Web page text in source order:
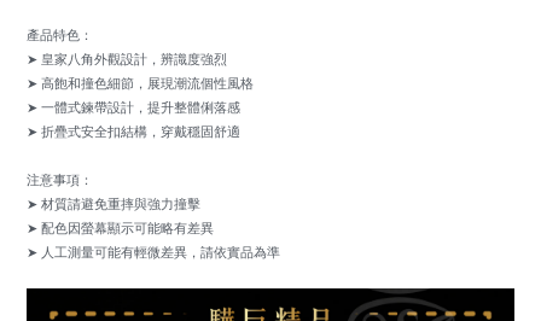
產品特色：
➤ 皇家八角外觀設計，辨識度強烈
➤ 高飽和撞色細節，展現潮流個性風格
➤ 一體式鍊帶設計，提升整體俐落感
➤ 折疊式安全扣結構，穿戴穩固舒適
注意事項：
➤ 材質請避免重摔與強力撞擊
➤ 配色因螢幕顯示可能略有差異
➤ 人工測量可能有輕微差異，請依實品為準